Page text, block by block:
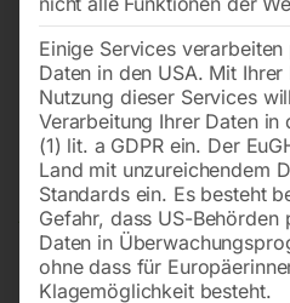
Einige Services
Daten in den USA. Mit
Nutzung dieser Services
Verarbeitung Ihrer Daten
(1) lit. a GDPR ein. Der
Land mit unzureichendem
Standards ein. Es besteht
Gefahr, dass US-Behörden
Daten in
ohne dass für
Klagemöglichkeit besteht.